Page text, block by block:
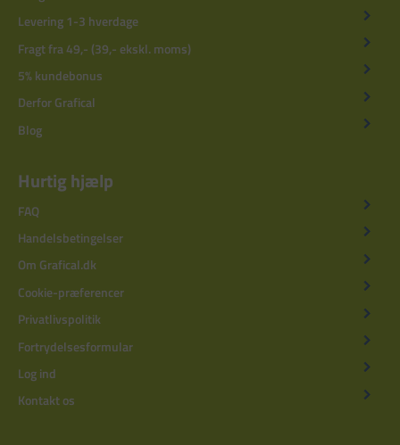
Levering 1-3 hverdage
Fragt fra 49,- (39,- ekskl. moms)
5% kundebonus
Derfor Grafical
Blog
Hurtig hjælp
FAQ
Handelsbetingelser
Om Grafical.dk
Cookie-præferencer
Privatlivspolitik
Fortrydelsesformular
Log ind
Kontakt os